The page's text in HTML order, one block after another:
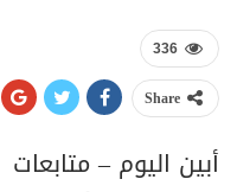
336
Share
أبين اليوم – متابعات